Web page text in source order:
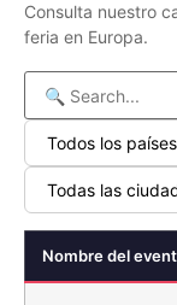
Consulta nuestro
feria en Europa.
Nombre del